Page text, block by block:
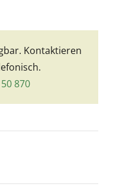
Kontaktieren
870